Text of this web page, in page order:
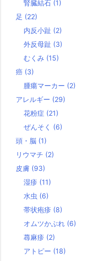
腎臓結石 (1)
足 (22)
内反小趾 (2)
外反母趾 (3)
むくみ (15)
癌 (3)
腫瘍マーカー (2)
アレルギー (29)
花粉症 (21)
ぜんそく (6)
頭・脳 (1)
リウマチ (2)
皮膚 (93)
湿疹 (11)
水虫 (6)
帯状疱疹 (8)
オムツかぶれ (6)
蕁麻疹 (2)
アトピー (18)